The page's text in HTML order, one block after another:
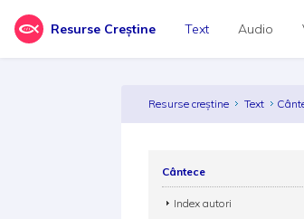
Resurse Creștine Text Audio
Resurse creștine Text
Cântece
Index autori